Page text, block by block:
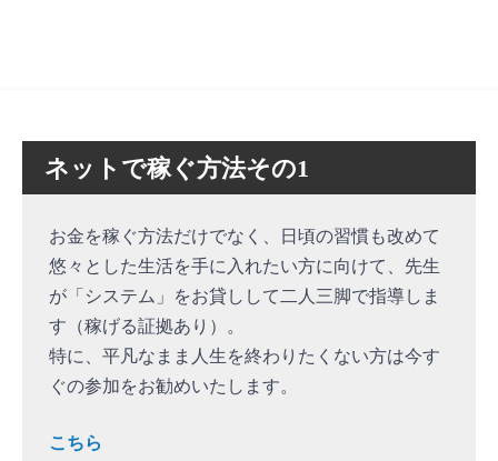
ネットで稼ぐ方法その1
お金を稼ぐ方法だけでなく、日頃の習慣も改めて
悠々とした生活を手に入れたい方に向けて、先生
が「システム」をお貸しして二人三脚で指導しま
す（稼げる証拠あり）。
特に、平凡なまま人生を終わりたくない方は今す
ぐの参加をお勧めいたします。
こちら